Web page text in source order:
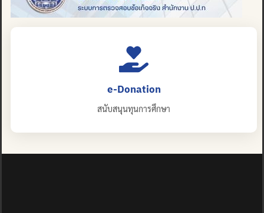
e-Donation
สนับสนุนทุนการศึกษา